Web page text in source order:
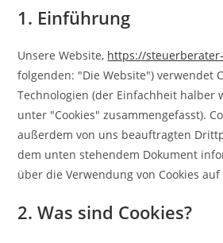
1. Einführung
Unsere Website, https://
folgenden: "Die Website") verwendet
Technologien (der Einfachheit halber
unter "Cookies" zusammengefasst).
außerdem von uns beauftragten
dem unten stehendem Dokument
über die Verwendung von Cookies
2. Was sind Cookies?